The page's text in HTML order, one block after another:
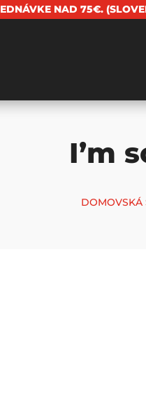
NAD 75€.
I’m
DOMOVSKÁ